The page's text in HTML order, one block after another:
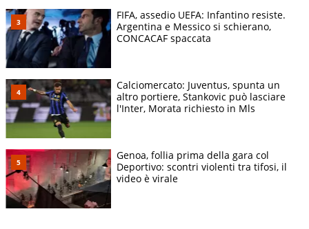
FIFA, assedio UEFA: Infantino resiste.
Argentina e Messico si schierano,
CONCACAF spaccata
Calciomercato: Juventus, spunta un
altro portiere, Stankovic può lasciare
l'Inter, Morata richiesto in Mls
Genoa, follia prima della gara col
Deportivo: scontri violenti tra tifosi, il
video è virale